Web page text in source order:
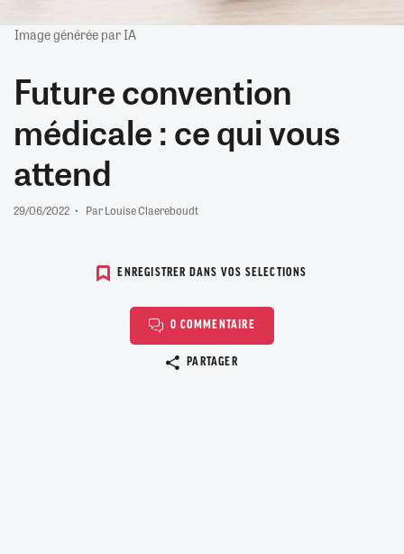
Image générée par IA
Future convention
médicale : ce qui vous
attend
29/06/2022 Par Louise Claereboudt
ENREGISTRER DANS VOS SELECTIONS
0 COMMENTAIRE
PARTAGER